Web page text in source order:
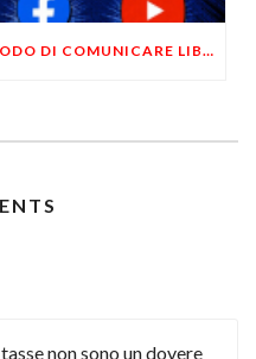
ARRIVA MOLIB, UN ALTRO MODO DI COMUNICARE LIBERTARIO
non sono un dovere